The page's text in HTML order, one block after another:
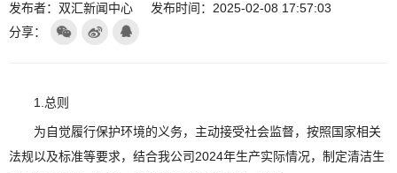
发布者：双汇新闻中心
发布时间：2025-02-08 17:57:03
分享：
1.总则
为自觉履行保护环境的义务，主动接受社会监督，按照国家相关
法规以及标准等要求，结合我公司2024年生产实际情况，制定清洁生